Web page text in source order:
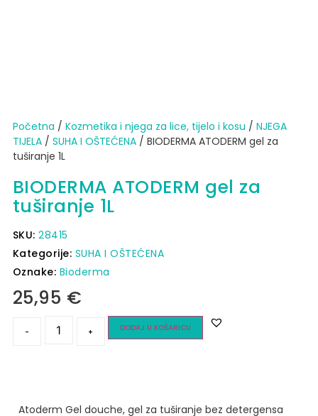
Početna / Kozmetika i njega za lice, tijelo i kosu / NJEGA
TIJELA/ SUHA I OŠTEĆENA/ BIODERMA ATODERM gel za
tuširanje 1L
BIODERMA ATODERM gel za
tuširanje 1L
SKU:28415
Kategorije: SUHA I OŠTEĆENA
Oznake: Bioderma
25,95 €
- + DODAJ U KOŠARICU
Atoderm Gel douche, gel za tuširanje bez detergensa